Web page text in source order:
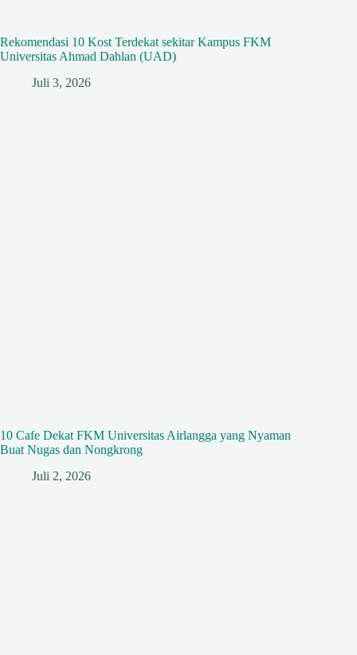
Rekomendasi 10 Kost Terdekat sekitar Kampus FKM
Universitas Ahmad Dahlan (UAD)
Juli 3, 2026
10 Cafe Dekat FKM Universitas Airlangga yang Nyaman
Buat Nugas dan Nongkrong
Juli 2, 2026